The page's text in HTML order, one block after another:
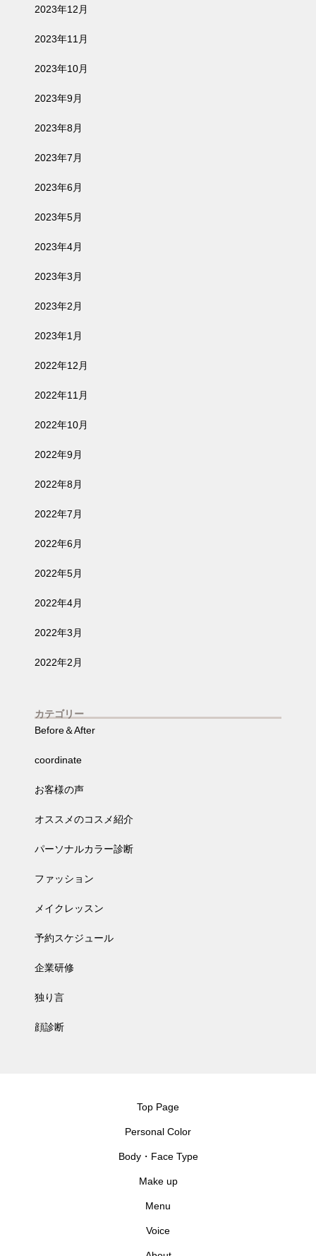
2023年12月
2023年11月
2023年10月
2023年9月
2023年8月
2023年7月
2023年6月
2023年5月
2023年4月
2023年3月
2023年2月
2023年1月
2022年12月
2022年11月
2022年10月
2022年9月
2022年8月
2022年7月
2022年6月
2022年5月
2022年4月
2022年3月
2022年2月
カテゴリー
Before＆After
coordinate
お客様の声
オススメのコスメ紹介
パーソナルカラー診断
ファッション
メイクレッスン
予約スケジュール
企業研修
独り言
顔診断
Top Page
Personal Color
Body・Face Type
Make up
Menu
Voice